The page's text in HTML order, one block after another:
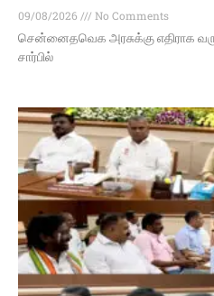
09/08/2026
No Comments
சென்னைதவெக அரசுக்கு எதிராக
சார்பில்